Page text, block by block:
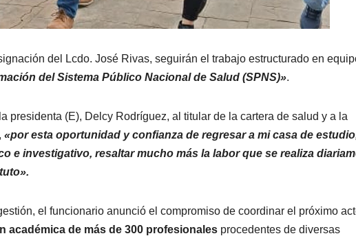
del Lcdo. José Rivas, seguirán el trabajo estructurado en
del Sistema Público Nacional de Salud (SPNS)».
presidenta (E), Delcy Rodríguez, al titular de la cartera de salud y a la
«por esta oportunidad y confianza de regresar a mi casa de
e investigativo, resaltar mucho más la labor que se realiza
el funcionario anunció el compromiso de coordinar el próximo
académica de más de 300 profesionales procedentes de diversas